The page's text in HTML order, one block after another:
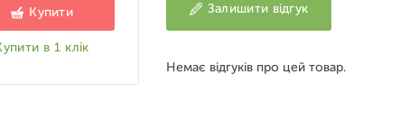
Купити
в 1 клік
Залишити відгук
Немає відгуків про цей товар.